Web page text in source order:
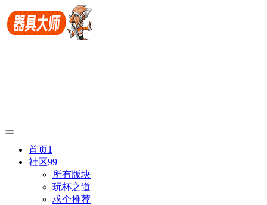
首页1
社区99
所有版块
玩杯之道
求个推荐